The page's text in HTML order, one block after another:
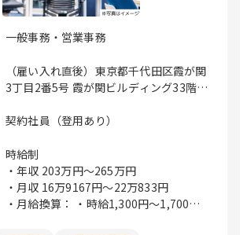
一般事務・営業事務
（雇い入れ直後）東京都千代田区霞が関
3丁目2番5号 霞が関ビルディング33階 /
契約社員（登用あり）
時給制
・年収 203万円〜265万円
・月収 16万9167円〜22万833円
・月給換算： ・時給1,300円～1,700円